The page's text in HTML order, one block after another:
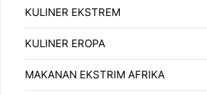
KULINER EKSTREM
KULINER EROPA
MAKANAN EKSTRIM AFRIKA